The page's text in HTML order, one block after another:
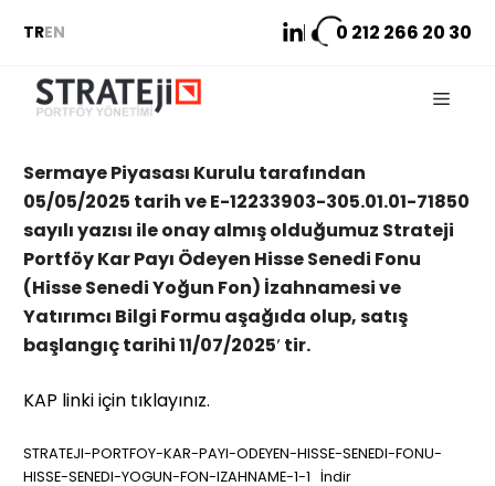
atlaTREN 0 212 266 20 30
Menu
Sermaye Piyasası Kurulu tarafından
05/05/2025 tarih ve E-12233903-305.01.01-71850
sayılı yazısı ile onay almış olduğumuz Strateji
Portföy Kar Payı Ödeyen Hisse Senedi Fonu
(Hisse Senedi Yoğun Fon) İzahnamesi ve
Yatırımcı Bilgi Formu aşağıda olup, satış
başlangıç tarihi 11/07/2025′ tir.
KAP linki için tıklayınız.
STRATEJI-PORTFOY-KAR-PAYI-ODEYEN-HISSE-SENEDI-FONU-
HISSE-SENEDI-YOGUN-FON-IZAHNAME-1-1 İndir